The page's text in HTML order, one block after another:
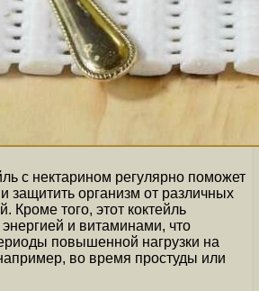
с нектарином регулярно поможет
защитить организм от различных
Кроме того, этот коктейль
и витаминами, что
повышенной нагрузки на
во время простуды или